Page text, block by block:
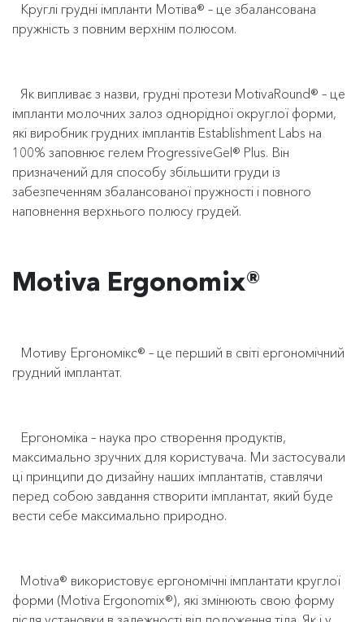
Круглі грудні імпланти Мотіва® – це збалансована
пружність з повним верхнім полюсом.
Як випливає з назви, грудні протези MotivaRound® – це
імпланти молочних залоз однорідної округлої форми,
які виробник грудних імплантів Establishment Labs на
100% заповнює гелем ProgressiveGel® Plus. Він
призначений для способу збільшити груди із
забезпеченням збалансованої пружності і повного
наповнення верхнього полюсу грудей.
Motiva Ergonomix®
Мотиву Ергономікс® – це перший в світі ергономічний
грудний імплантат.
Ергономіка – наука про створення продуктів,
максимально зручних для користувача. Ми застосували
ці принципи до дизайну наших імплантатів, ставлячи
перед собою завдання створити імплантат, який буде
вести себе максимально природно.
Motiva® використовує ергономічні імплантати круглої
форми (Motiva Ergonomix®), які змінюють свою форму